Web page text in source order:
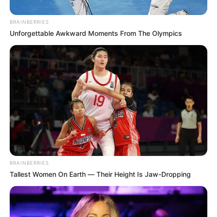
Cortesía
Mundial Qatar 2022: Definidas las 32 selecciones, así
quedaron los grupos
Por:Jhon Sebastián Huérfano Sánchez
Junio 14, 2022
BRAINBERRIES
Unforgettable Awkward Moments From The Olympics
BRAINBERRIES
Tallest Women On Earth — Their Height Is Jaw-Dropping